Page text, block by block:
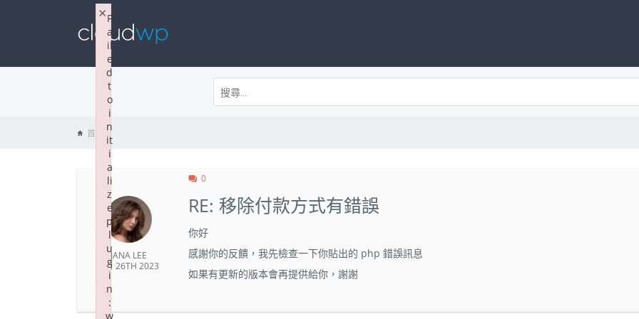
首頁
JANA LEE
6 月 26TH 2023
0
RE: 移除付款方式有錯誤
你好
感謝你的反饋，我先檢查一下你貼出的 php 錯誤訊息
如果有更新的版本會再提供給你，謝謝
F
a
il
e
d
t
o
i
n
it
i
a
li
z
e
p
l
u
g
i
n
:
w
×